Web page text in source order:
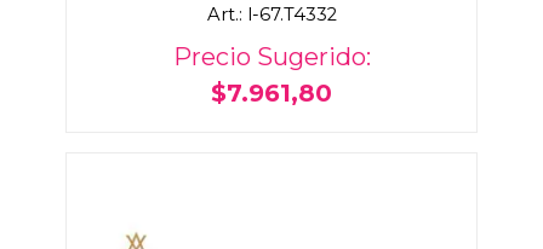
Art.: l-67.T4332
Precio Sugerido:
$7.961,80